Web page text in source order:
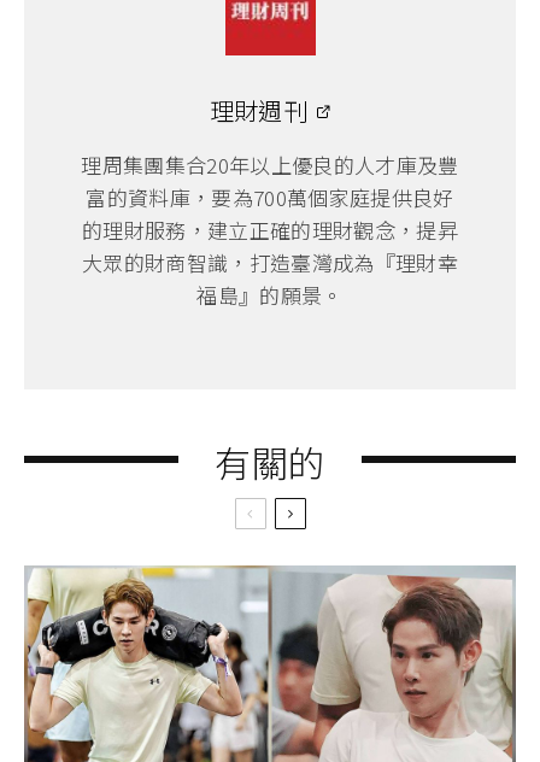
理財週刊
理周集團集合20年以上優良的人才庫及豐
富的資料庫，要為700萬個家庭提供良好
的理財服務，建立正確的理財觀念，提昇
大眾的財商智識，打造臺灣成為『理財幸
福島』的願景。
有關的